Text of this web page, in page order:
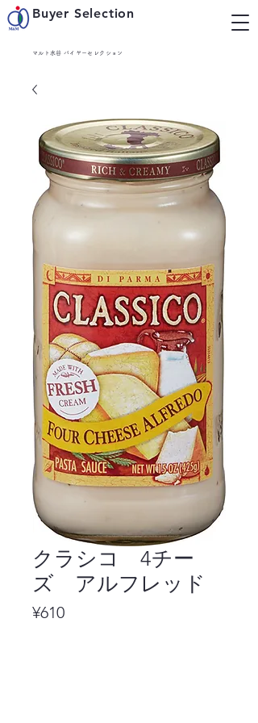
Buyer Selection
マルト水谷 バイヤーセレクション
クラシコ 4チー
ズ アルフレッド
¥610Price